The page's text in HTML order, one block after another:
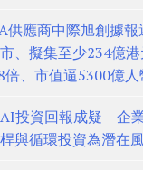
供應商中際旭創據報
、擬集至少234億
倍、市值逼5300億人
投資回報成疑 企
與循環投資為潛在